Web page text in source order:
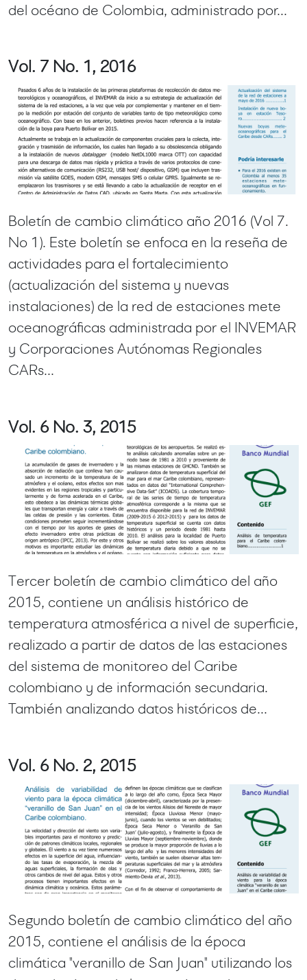
del océano de Colombia, administrado por...
Vol. 7 No. 1, 2016
Boletín de cambio climático año 2016 (Vol 7.
No 1). Este boletín se enfoca en la reseña de
actividades para el fortalecimiento
(actualización del sistema y nuevas
instalaciones) de la red de estaciones mete
oceanográficas administrada por el INVEMAR
y Corporaciones Autónomas Regionales
CARs...
Vol. 6 No. 3, 2015
Tercer boletín de cambio climático del año
2015, contiene un análisis histórico de
temperatura atmosférica a nivel de superficie,
realizado a partir de datos de las estaciones
del sistema de monitoreo del Caribe
colombiano y de información secundaria.
También analizando datos históricos de...
Vol. 6 No. 2, 2015
Segundo boletín de cambio climático del año
2015, contiene el análisis de la época
climática "veranillo de San Juan" utilizando los